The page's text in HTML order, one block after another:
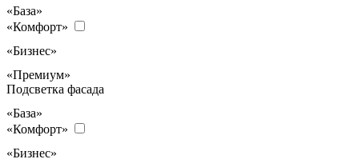
«База»
«Комфорт»
«Бизнес»
«Премиум»
Подсветка фасада
«База»
«Комфорт»
«Бизнес»